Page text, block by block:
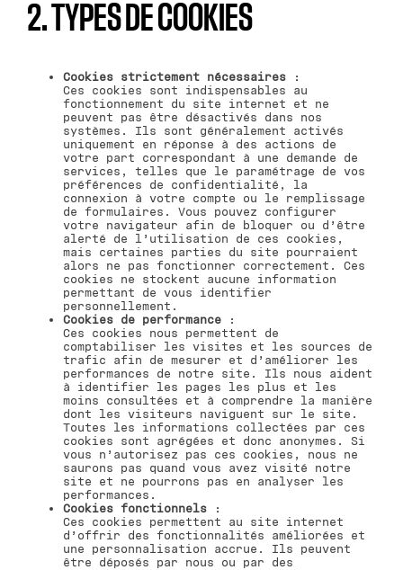
2. TYPES DE COOKIES
Cookies strictement nécessaires :
Ces cookies sont indispensables au
fonctionnement du site internet et ne
peuvent pas être désactivés dans nos
systèmes. Ils sont généralement activés
uniquement en réponse à des actions de
votre part correspondant à une demande de
services, telles que le paramétrage de vos
préférences de confidentialité, la
connexion à votre compte ou le remplissage
de formulaires. Vous pouvez configurer
votre navigateur afin de bloquer ou d’être
alerté de l’utilisation de ces cookies,
mais certaines parties du site pourraient
alors ne pas fonctionner correctement. Ces
cookies ne stockent aucune information
permettant de vous identifier
personnellement.
Cookies de performance :
Ces cookies nous permettent de
comptabiliser les visites et les sources de
trafic afin de mesurer et d’améliorer les
performances de notre site. Ils nous aident
à identifier les pages les plus et les
moins consultées et à comprendre la manière
dont les visiteurs naviguent sur le site.
Toutes les informations collectées par ces
cookies sont agrégées et donc anonymes. Si
vous n’autorisez pas ces cookies, nous ne
saurons pas quand vous avez visité notre
site et ne pourrons pas en analyser les
performances.
Cookies fonctionnels :
Ces cookies permettent au site internet
d’offrir des fonctionnalités améliorées et
une personnalisation accrue. Ils peuvent
être déposés par nous ou par des